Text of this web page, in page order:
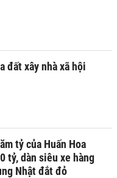
đất xây nhà xã hội
tỷ của Huấn Hoa
tỷ, dàn siêu xe hàng
Nhật đắt đỏ